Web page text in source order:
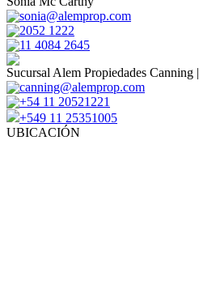
sonia@alemprop.com
2052 1222
11 4084 2645
Sucursal Alem Propiedades Canning
canning@alemprop.com
+54 11 20521221
+549 11 25351005
UBICACIÓN